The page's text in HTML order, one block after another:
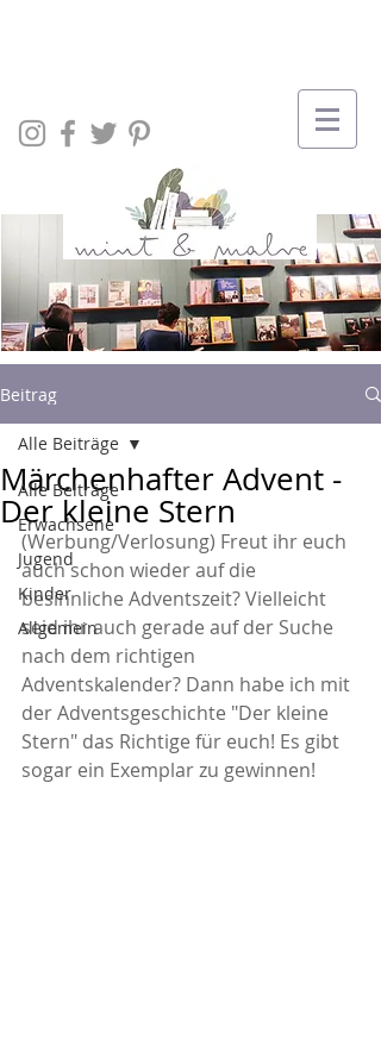
Beitrag
Alle Beiträge
Erwachsene
Jugend
Kinder
Allgemein
Alle Beiträge
Märchenhafter Advent -
Der kleine Stern
(Werbung/Verlosung) Freut ihr euch
auch schon wieder auf die
besinnliche Adventszeit? Vielleicht
seid ihr auch gerade auf der Suche
nach dem richtigen
Adventskalender? Dann habe ich mit
der Adventsgeschichte "Der kleine
Stern" das Richtige für euch! Es gibt
sogar ein Exemplar zu gewinnen!